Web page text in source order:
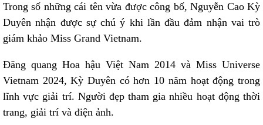
Trong số những cái tên vừa được công bố, Nguyễn Cao Kỳ
Duyên nhận được sự chú ý khi lần đầu đảm nhận vai trò
giám khảo Miss Grand Vietnam.
Đăng quang Hoa hậu Việt Nam 2014 và Miss Universe
Vietnam 2024, Kỳ Duyên có hơn 10 năm hoạt động trong
lĩnh vực giải trí. Người đẹp tham gia nhiều hoạt động thời
trang, giải trí và điện ảnh.